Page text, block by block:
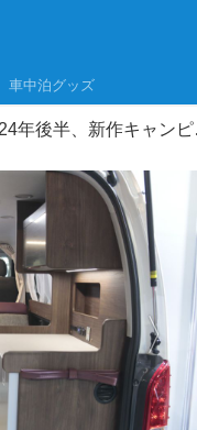
車中泊グッズ
2024年後半